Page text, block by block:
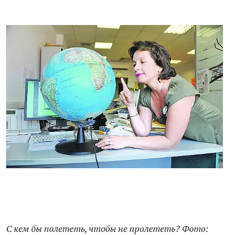
С кем бы полететь, чтобы не пролететь? Фото: